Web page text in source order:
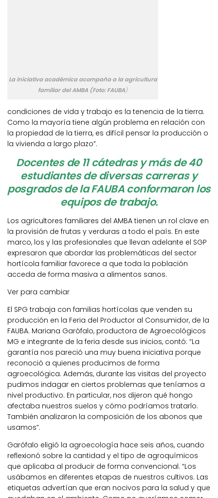
La iniciativa académica acompaña a la agricultura
familiar del AMBA (Foto: FAUBA)
condiciones de vida y trabajo es la tenencia de la tierra.
Como la mayoría tiene algún problema en relación con
la propiedad de la tierra, es difícil pensar la producción o
la vivienda a largo plazo”.
Docentes de 11 cátedras y más de 40
estudiantes de diversas carreras y
posgrados de la FAUBA conformaron los
equipos de trabajo.
Los agricultores familiares del AMBA tienen un rol clave en
la provisión de frutas y verduras a todo el país. En este
marco, los y las profesionales que llevan adelante el SGP
expresaron que abordar las problemáticas del sector
hortícola familiar favorece a que toda la población
acceda de forma masiva a alimentos sanos.
Ver para cambiar
El SPG trabaja con familias hortícolas que venden su
producción en la Feria del Productor al Consumidor, de la
FAUBA. Mariana Garófalo, productora de Agroecológicos
MG e integrante de la feria desde sus inicios, contó: “La
garantía nos pareció una muy buena iniciativa porque
reconoció a quienes producimos de forma
agroecológica. Además, durante las visitas del proyecto
pudimos indagar en ciertos problemas que teníamos a
nivel productivo. En particular, nos dijeron qué hongo
afectaba nuestros suelos y cómo podríamos tratarlo.
También analizaron la composición de los abonos que
usamos”.
Garófalo eligió la agroecología hace seis años, cuando
reflexionó sobre la cantidad y el tipo de agroquímicos
que aplicaba al producir de forma convencional. “Los
usábamos en diferentes etapas de nuestros cultivos. Las
etiquetas advertían que eran nocivos para la salud y que